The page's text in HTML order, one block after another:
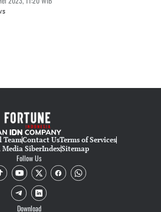
TeamContact UsTerms of Services
Media SiberIndexSitemap
Follow Us
Download